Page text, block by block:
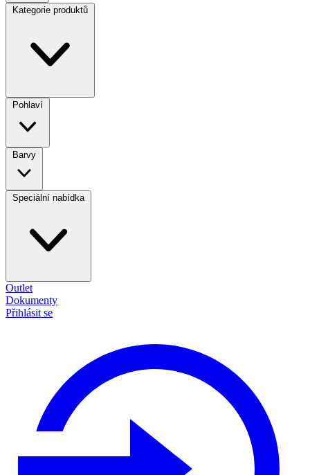
Kategorie produktů
Pohlaví
Barvy
Speciální nabídka
Outlet
Dokumenty
Přihlásit se